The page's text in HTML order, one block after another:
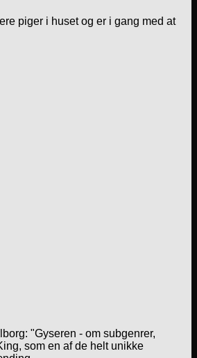
piger i huset og er i gang med at
"Gyseren - om subgenrer,
som en af de helt unikke